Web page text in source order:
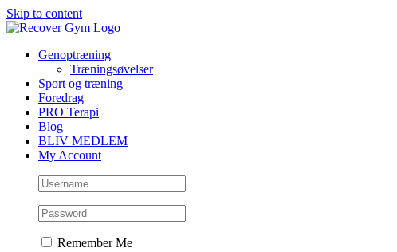
Skip to content
Genoptræning
Træningsøvelser
Sport og træning
Foredrag
PRO Terapi
Blog
BLIV MEDLEM
My Account
Remember Me